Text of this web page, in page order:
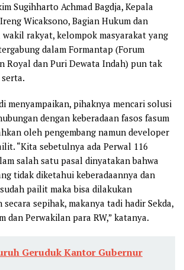
Sugihharto Achmad Bagdja, Kepala
Wicaksono, Bagian Hukum dan
wakil rakyat, kelompok masyarakat yang
dalam Formantap (Forum
Royal dan Puri Dewata Indah) pun tak
menyampaikan, pihaknya mencari solusi
dengan keberadaan fasos fasum
oleh pengembang namun developer
“Kita sebetulnya ada Perwal 116
salah satu pasal dinyatakan bahwa
tidak diketahui keberadaannya dan
pailit maka bisa dilakukan
sepihak, makanya tadi hadir Sekda,
dan Perwakilan para RW,” katanya.
Geruduk Kantor Gubernur